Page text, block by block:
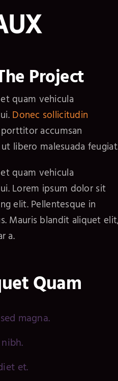
Project
quam vehicula
Donec sollicitudin
accumsan
libero malesuada
quam vehicula
Lorem ipsum dolor sit
elit. Pellentesque in
Mauris blandit aliquet
a.
Quam
magna.
et.